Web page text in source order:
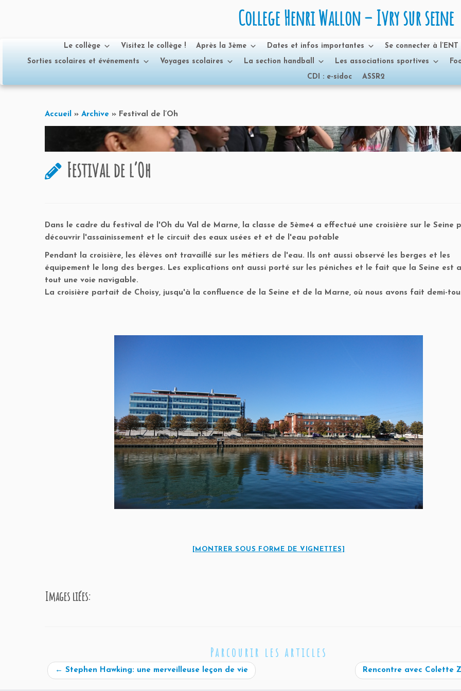
College Henri Wallon – Ivry sur seine
Le collège Visitez le collège ! Après la 3ème Dates et infos importantes Se connecter à l’ENT
Sorties scolaires et événements
Voyages scolaires La section handball Les associations sportives
CDI : e-sidoc
ASSR2
Accueil » Archive » Festival de l’Oh
Festival de l’Oh
Dans le cadre du festival de l'Oh du Val de Marne, la classe de 5ème4 a effectué une croisière sur le Seine
découvrir l'assainissement et le circuit des eaux usées et et de l'eau potable
Pendant la croisière, les élèves ont travaillé sur les métiers de l'eau. Ils ont aussi observé les berges et les
équipement le long des berges. Les explications ont aussi porté sur les péniches et le fait que la Seine est
tout une voie navigable.
La croisière partait de Choisy, jusqu'à la confluence de la Seine et de la Marne, où nous avons fait demi-
[MONTRER SOUS FORME DE VIGNETTES]
Images liées:
Parcourir les articles
← Stephen Hawking: une merveilleuse leçon de vie Rencontre avec Colette